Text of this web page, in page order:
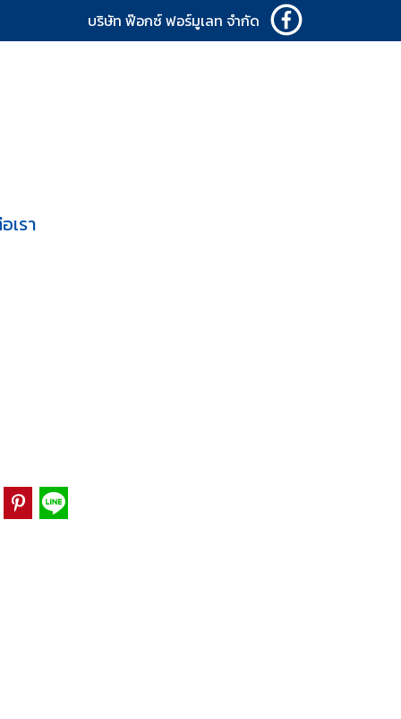
บริษัท ฟ๊อกซ์ ฟอร์มูเลท จำกัด
เรา